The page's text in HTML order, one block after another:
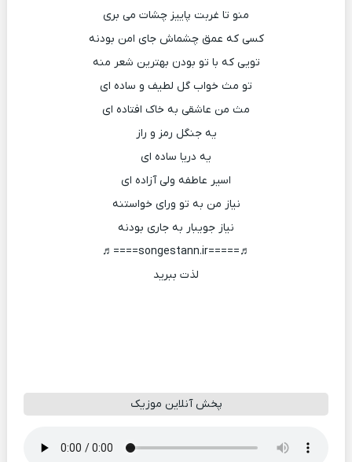
منو تا غربت پاییز چشات می بری
کسی که عمق چشماش جای امن بودنه
تویی که با تو بودن بهترین شعر منه
تو مث خواب گل لطیف و ساده ای
مث من عاشقی به خاک افتاده ای
یه جنگل رمز و راز
یه دریا ساده ای
اسیر عاطفه ولی آزاده ای
نیاز من به تو ورای خواستنه
نیاز جویبار به جاری بودنه
♬=====songestann.ir====♬
لذت ببرید
پخش آنلاین موزیک